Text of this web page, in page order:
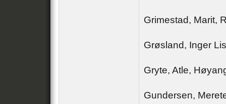
Grimestad, Marit,
Grøsland, Inger
Gryte, Atle,
Gundersen,